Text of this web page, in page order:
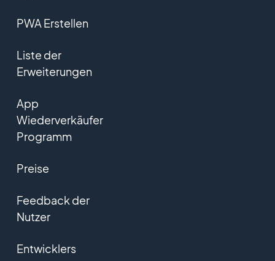
PWA Erstellen
Liste der
Erweiterungen
App
Wiederverkäufer
Programm
Preise
Feedback der
Nutzer
Entwicklers